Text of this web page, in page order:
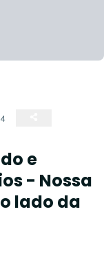
e
- Nossa
lado da